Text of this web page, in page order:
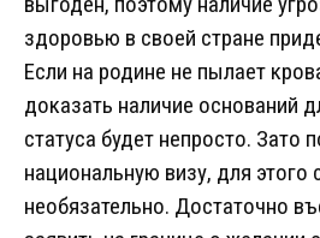
здоровью в своей стране
Если на родине не пылает
доказать наличие оснований
статуса будет непросто. Зато
национальную визу, для
необязательно. Достаточно